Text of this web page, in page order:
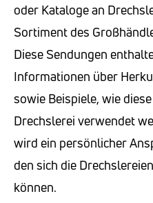
oder Kataloge an
Sortiment des
Diese Sendungen
Informationen über
sowie Beispiele, wie
Drechslerei verwendet
wird ein persönlicher
den sich die
können.